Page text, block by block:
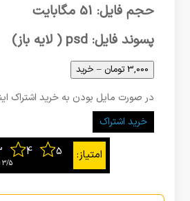
حجم فایل: 51 مگابایت
پسوند فایل: psd ( لایه باز)
3,000 تومان – خرید
در صورت مایل بودن به خرید اشتراک
خرید اشتراک
3/5